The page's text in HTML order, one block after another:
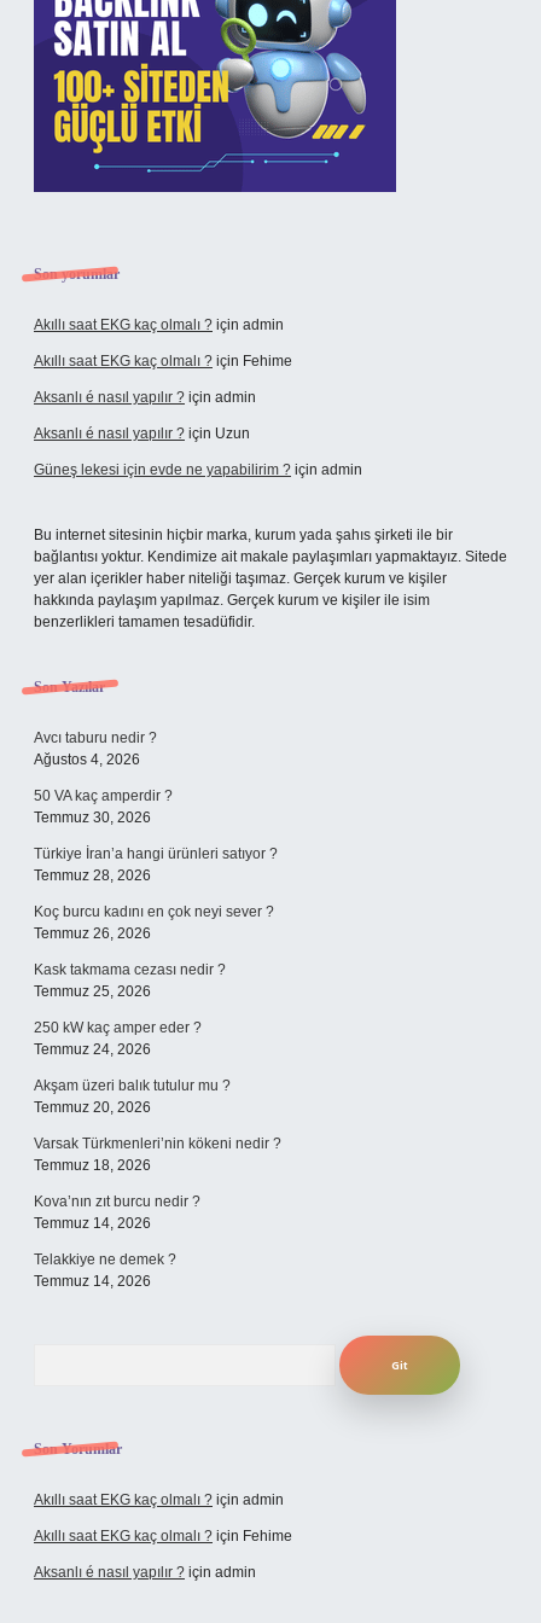
Son yorumlar
Akıllı saat EKG kaç olmalı ? için admin
Akıllı saat EKG kaç olmalı ? için Fehime
Aksanlı é nasıl yapılır ? için admin
Aksanlı é nasıl yapılır ? için Uzun
Güneş lekesi için evde ne yapabilirim ? için admin
Bu internet sitesinin hiçbir marka, kurum yada şahıs şirketi ile bir
bağlantısı yoktur. Kendimize ait makale paylaşımları yapmaktayız. Sitede
yer alan içerikler haber niteliği taşımaz. Gerçek kurum ve kişiler
hakkında paylaşım yapılmaz. Gerçek kurum ve kişiler ile isim
benzerlikleri tamamen tesadüfidir.
Son Yazılar
Avcı taburu nedir ?
Ağustos 4, 2026
50 VA kaç amperdir ?
Temmuz 30, 2026
Türkiye İran’a hangi ürünleri satıyor ?
Temmuz 28, 2026
Koç burcu kadını en çok neyi sever ?
Temmuz 26, 2026
Kask takmama cezası nedir ?
Temmuz 25, 2026
250 kW kaç amper eder ?
Temmuz 24, 2026
Akşam üzeri balık tutulur mu ?
Temmuz 20, 2026
Varsak Türkmenleri’nin kökeni nedir ?
Temmuz 18, 2026
Kova’nın zıt burcu nedir ?
Temmuz 14, 2026
Telakkiye ne demek ?
Temmuz 14, 2026
Son Yorumlar
Akıllı saat EKG kaç olmalı ? için admin
Akıllı saat EKG kaç olmalı ? için Fehime
Aksanlı é nasıl yapılır ? için admin